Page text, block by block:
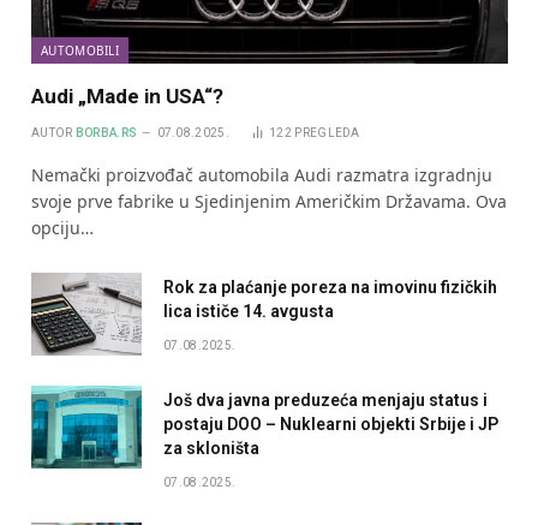
AUTOMOBILI
Audi „Made in USA“?
AUTOR BORBA.RS 07.08.2025. 122 PREGLEDA
Nemački proizvođač automobila Audi razmatra izgradnju
svoje prve fabrike u Sjedinjenim Američkim Državama. Ova
opciju…
Rok za plaćanje poreza na imovinu fizičkih
lica ističe 14. avgusta
07.08.2025.
Još dva javna preduzeća menjaju status i
postaju DOO – Nuklearni objekti Srbije i JP
za skloništa
07.08.2025.